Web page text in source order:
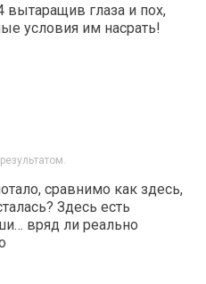
глаза и пох,
условия им насрать!
сравнимо как здесь,
Здесь есть
вряд ли реально